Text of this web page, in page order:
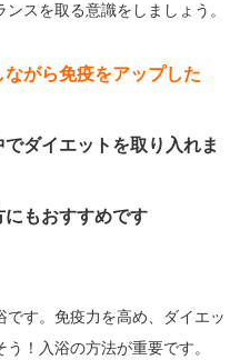
スを取る意識をしましょう。
ながら免疫をアップした
ダイエットを取り入れま
もおすすめです
す。免疫力を高め、ダイエッ
！入浴の方法が重要です。